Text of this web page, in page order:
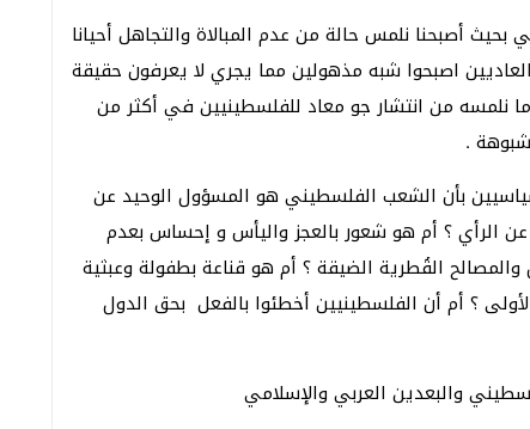
أصبحنا نلمس حالة من عدم المبالاة والتجاهل أحيانا
اصبحوا شبه مذهولين مما يجري لا يعرفون حقيقة
نلمسه من انتشار جو معاد للفلسطينيين في أكثر من
.
بأن الشعب الفلسطيني هو المسؤول الوحيد عن
الرأي ؟ أم هو شعور بالعجز واليأس و إحساس بعدم
القُطرية الضيقة ؟ أم هو قناعة بطفولة وعبثية
؟ أم أن الفلسطينيين أخطئوا بالفعل بحق الدول
والبعدين العربي والإسلامي